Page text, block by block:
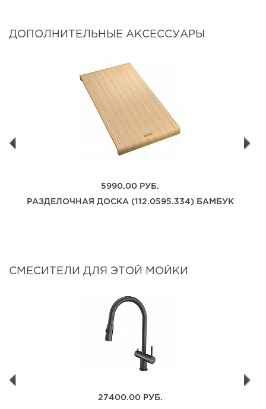
ДОПОЛНИТЕЛЬНЫЕ АКСЕССУАРЫ
5990.00 РУБ.
РАЗДЕЛОЧНАЯ ДОСКА (112.0595.334) БАМБУК
СМЕСИТЕЛИ ДЛЯ ЭТОЙ МОЙКИ
27400.00РУБ.